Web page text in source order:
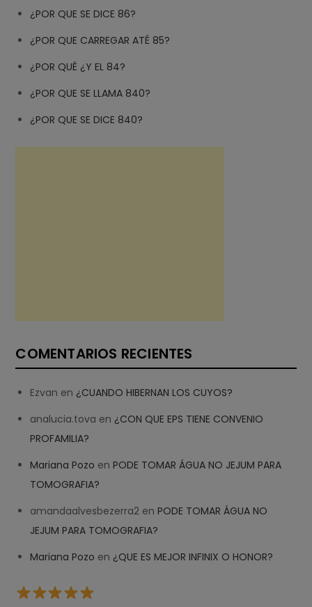
¿POR QUE SE DICE 86?
¿POR QUE CARREGAR ATÉ 85?
¿POR QUÉ ¿Y EL 84?
¿POR QUE SE LLAMA 840?
¿POR QUE SE DICE 840?
COMENTARIOS RECIENTES
Ezvan en ¿CUANDO HIBERNAN LOS CUYOS?
analucia.tova en ¿CON QUE EPS TIENE CONVENIO
PROFAMILIA?
Mariana Pozo enPODE TOMAR ÁGUA NO JEJUM PARA
TOMOGRAFIA?
amandaalvesbezerra2 enPODE TOMAR ÁGUA NO
JEJUM PARA TOMOGRAFIA?
Mariana Pozo en ¿QUE ES MEJOR INFINIX O HONOR?